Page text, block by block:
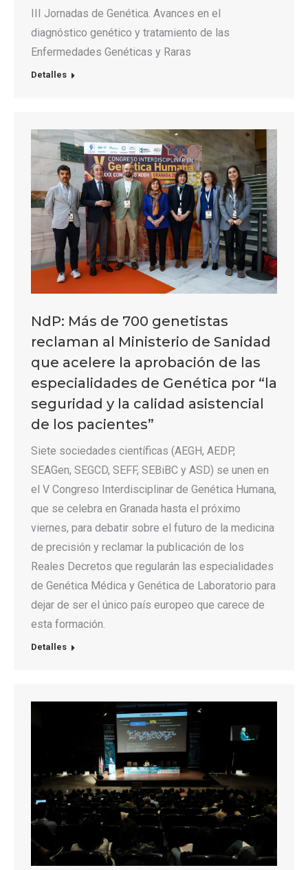
III Jornadas de Genética. Avances en el
diagnóstico genético y tratamiento de las
Enfermedades Genéticas y Raras
Detalles
NdP: Más de 700 genetistas
reclaman al Ministerio de Sanidad
que acelere la aprobación de las
especialidades de Genética por “la
seguridad y la calidad asistencial
de los pacientes”
Siete sociedades científicas (AEGH, AEDP,
SEAGen, SEGCD, SEFF, SEBiBC y ASD) se unen en
el V Congreso Interdisciplinar de Genética Humana,
que se celebra en Granada hasta el próximo
viernes, para debatir sobre el futuro de la medicina
de precisión y reclamar la publicación de los
Reales Decretos que regularán las especialidades
de Genética Médica y Genética de Laboratorio para
dejar de ser el único país europeo que carece de
esta formación.
Detalles